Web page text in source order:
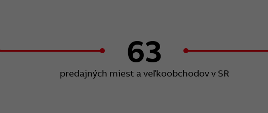
63
predajných miest a veľkoobchodov v SR